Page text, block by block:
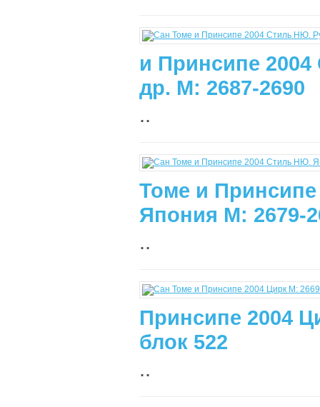
и Принсипе
др. М: 2687-2690
..
Томе и
Япония М: 2679-
..
Принсипе 2004
блок 522
..